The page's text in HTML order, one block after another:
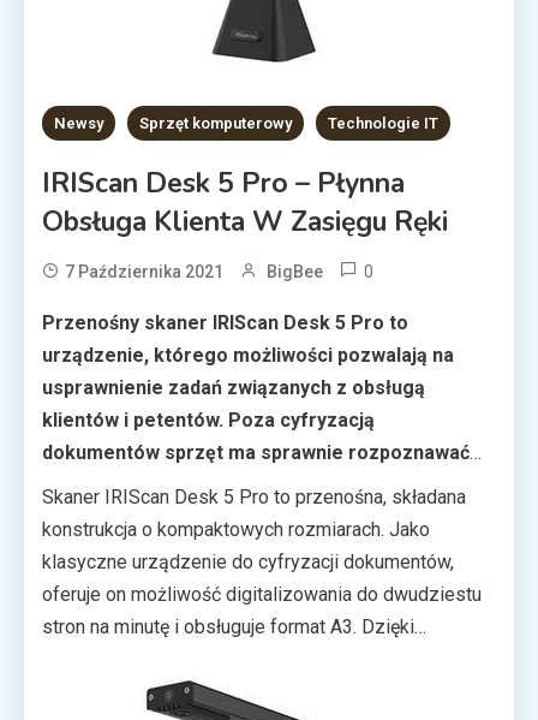
Newsy Sprzęt komputerowy Technologie IT
IRIScan Desk 5 Pro – Płynna
Obsługa Klienta W Zasięgu Ręki
7 Października 2021 BigBee 0
Przenośny skaner IRIScan Desk 5 Pro to
urządzenie, którego możliwości pozwalają na
usprawnienie zadań związanych z obsługą
klientów i petentów. Poza cyfryzacją
dokumentów sprzęt ma sprawnie rozpoznawać
dane z kodów MRZ, paszportów, dowodów i
wizytówek, umożliwiając szybkie i bezbłędne
wprowadzanie danych.
Skaner IRIScan Desk 5 Pro to przenośna, składana
konstrukcja o kompaktowych rozmiarach. Jako
klasyczne urządzenie do cyfryzacji dokumentów,
oferuje on możliwość digitalizowania do dwudziestu
stron na minutę i obsługuje format A3. Dzięki
wykorzystać wszędzie tam, gdzie sprawne i